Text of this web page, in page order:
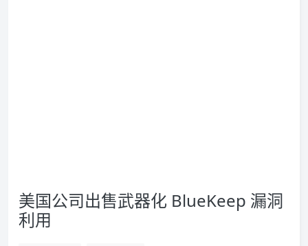
美国公司出售武器化 BlueKeep 漏洞
利用